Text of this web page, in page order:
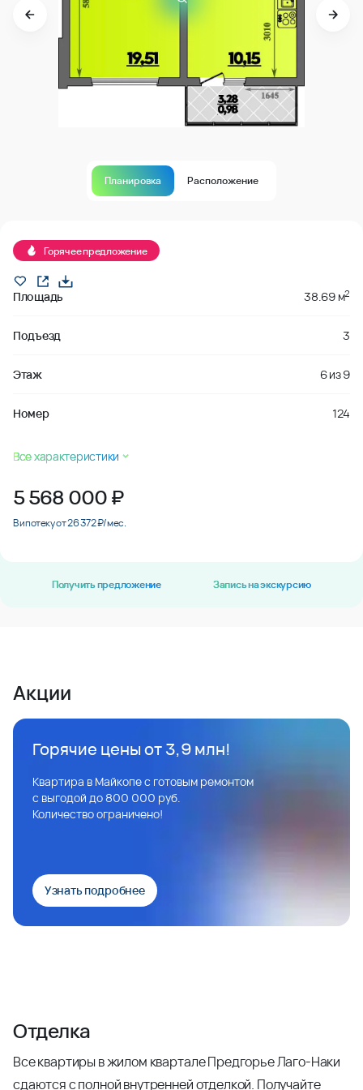
Планировка Расположение
Горячее предложение
Площадь 38.69 м2
Подъезд 3
Этаж 6из9
Номер 124
Все характеристики
5 568 000₽
В ипотеку от 26 372 ₽/мес.
Получить предложение Запись на экскурсию
Акции
Горячие цены от 3,9 млн!
Квартира в Майкопе с готовым ремонтом
с выгодой до 800 000 руб.
Количество ограничено!
Узнать подробнее
Отделка
Все квартиры в жилом квартале Предгорье Лаго-Наки
сдаются с полной внутренней отделкой. Получайте